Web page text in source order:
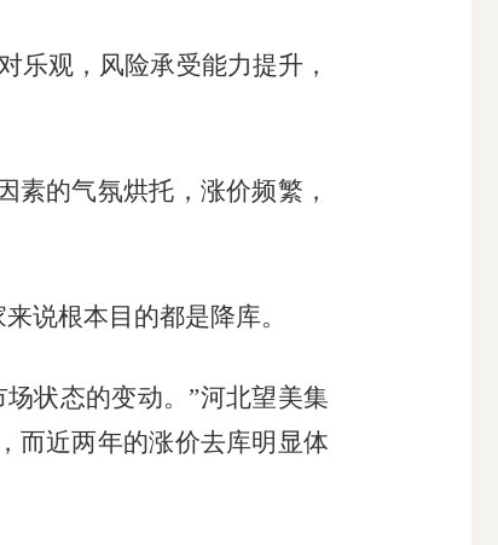
乐观，风险承受能力提升，
素的气氛烘托，涨价频繁，
说根本目的都是降库。
状态的变动。”河北望美集
而近两年的涨价去库明显体